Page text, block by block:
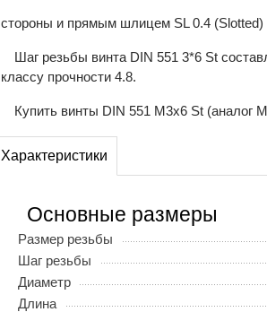
стороны и прямым шлицем SL 0.4 (Slotted)
Шаг резьбы винта DIN 551 3*6 St
классу прочности 4.8.
Купить винты DIN 551 М3x6 St (аналог
Характеристики
Основные размеры
Размер резьбы
Шаг резьбы
Диаметр
Длина